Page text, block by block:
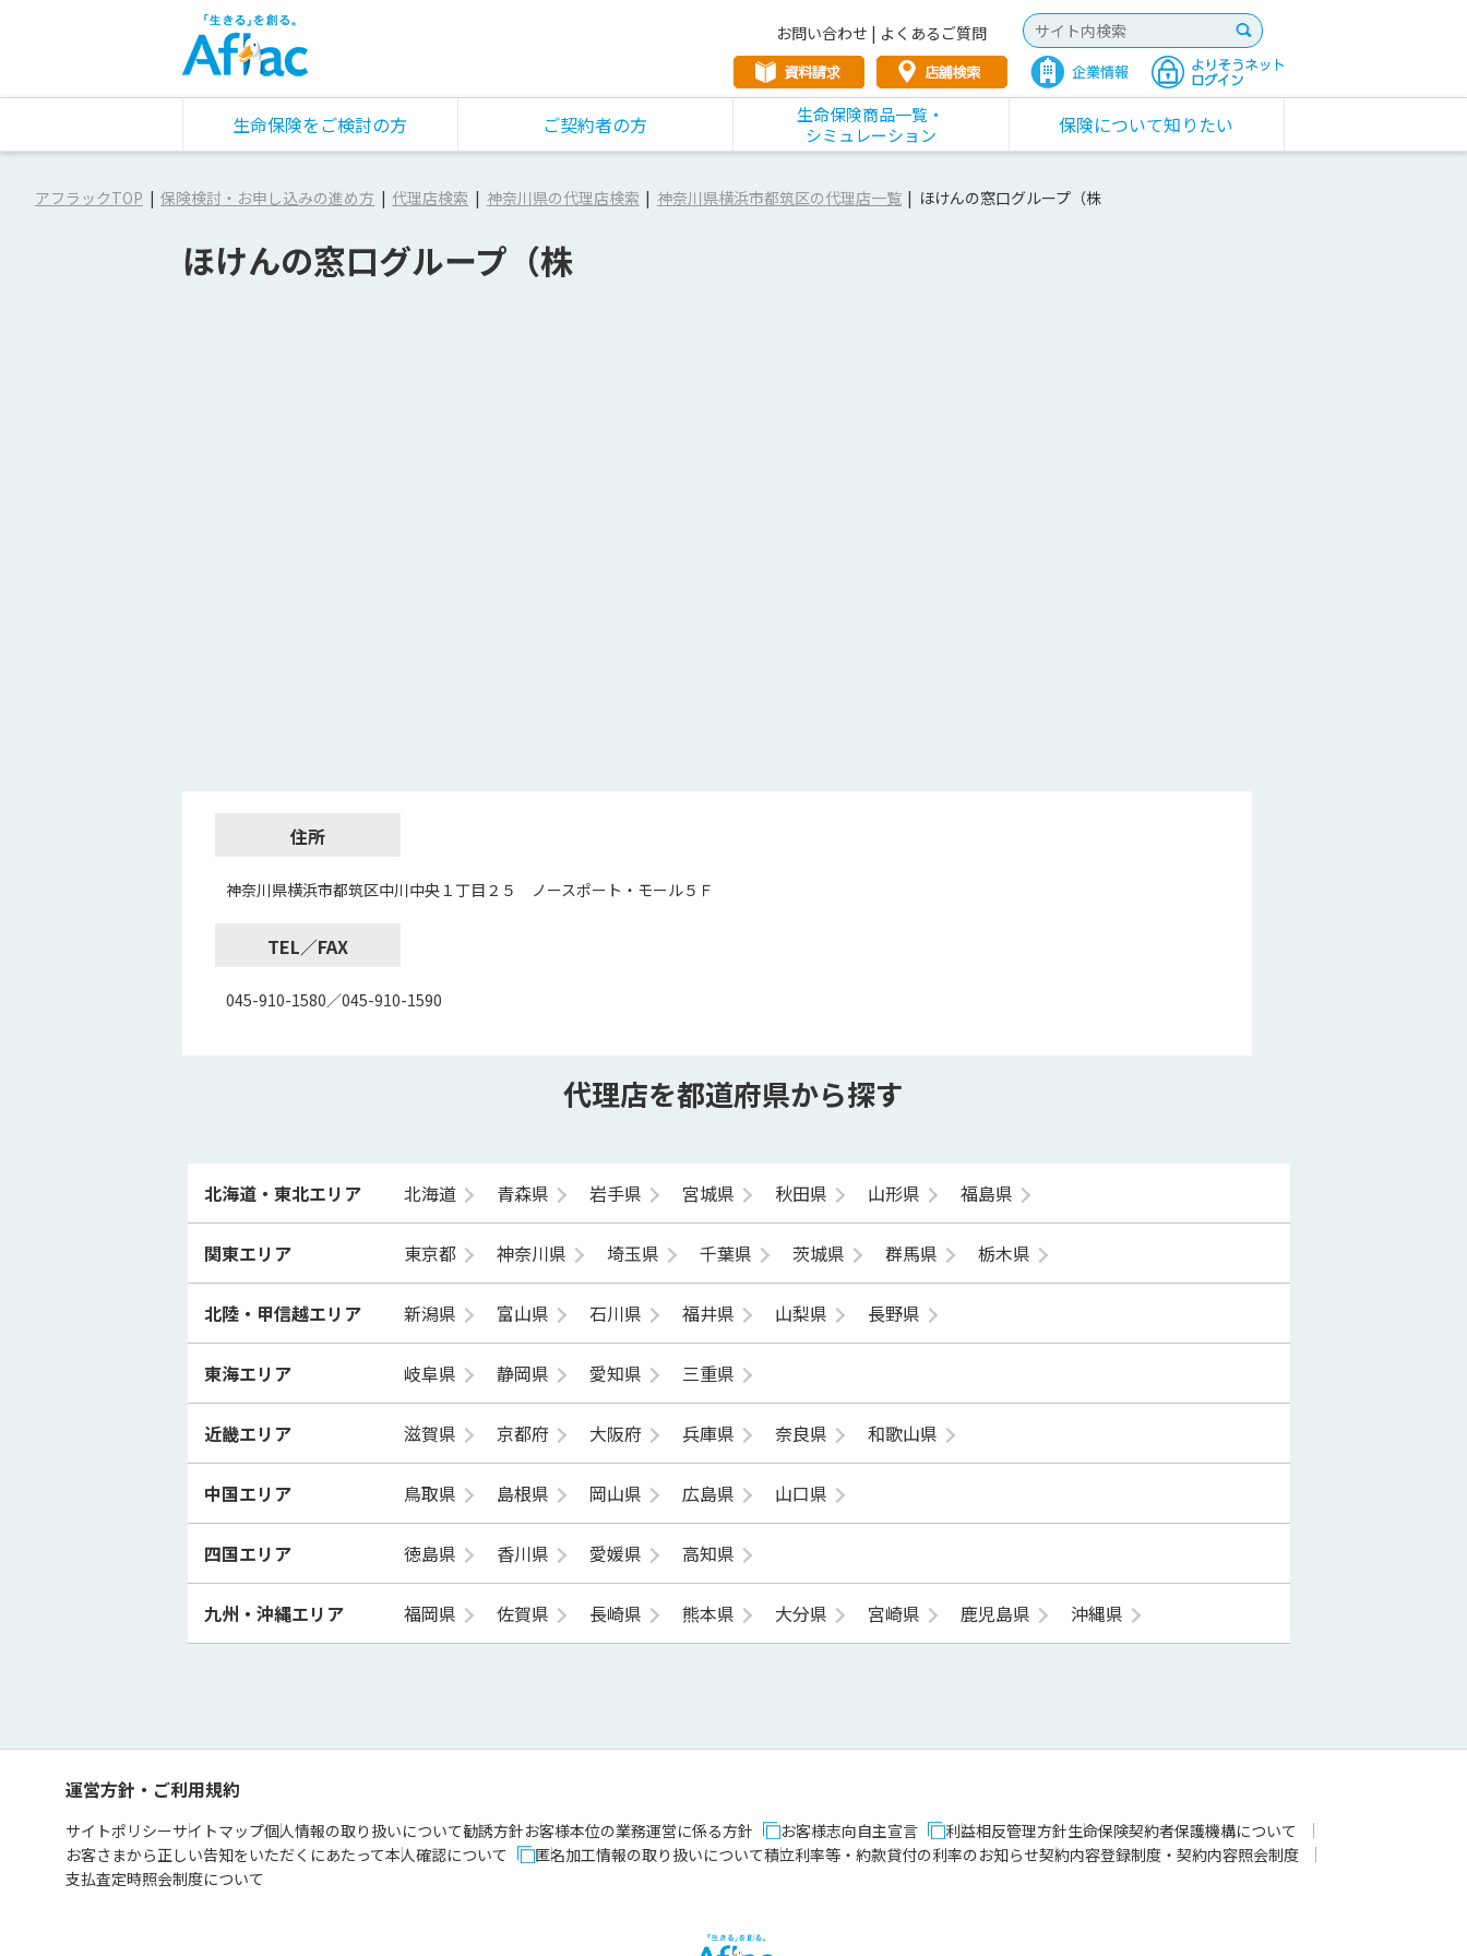
お問い合わせ | よくあるご質問
生命保険をご検討の方 ご契約者の方
生命保険商品一覧・
シミュレーション
保険について知りたい
アフラックTOP 保険検討・お申し込みの進め方 代理店検索 神奈川県の代理店検索 神奈川県横浜市都筑区の代理店一覧 ほけんの窓口グループ（株
ほけんの窓口グループ（株
住所
神奈川県横浜市都筑区中川中央１丁目２５ ノースポート・モール５Ｆ
TEL／FAX
045-910-1580／045-910-1590
代理店を都道府県から探す
北海道・東北エリア 北海道 青森県 岩手県 宮城県 秋田県 山形県 福島県
関東エリア 東京都 神奈川県 埼玉県 千葉県 茨城県 群馬県 栃木県
北陸・甲信越エリア 新潟県 富山県 石川県 福井県 山梨県 長野県
東海エリア 岐阜県 静岡県 愛知県 三重県
近畿エリア 滋賀県 京都府 大阪府 兵庫県 奈良県 和歌山県
中国エリア 鳥取県 島根県 岡山県 広島県 山口県
四国エリア 徳島県 香川県 愛媛県 高知県
九州・沖縄エリア 福岡県 佐賀県 長崎県 熊本県 大分県 宮崎県 鹿児島県 沖縄県
運営方針・ご利用規約
サイトポリシーサイトマップ個人情報の取り扱いについて勧誘方針お客様本位の業務運営に係る方針 お客様志向自主宣言 利益相反管理方針生命保険契約者保護機構について
お客さまから正しい告知をいただくにあたって本人確認について 匿名加工情報の取り扱いについて積立利率等・約款貸付の利率のお知らせ契約内容登録制度・契約内容照会制度
支払査定時照会制度について